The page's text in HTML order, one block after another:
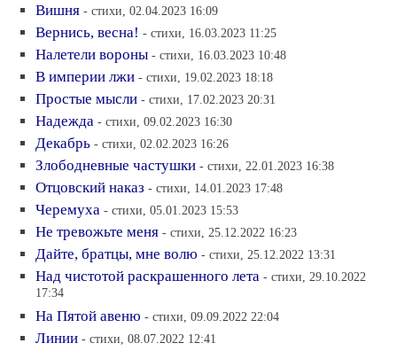
Вишня - стихи, 02.04.2023 16:09
Вернись, весна! - стихи, 16.03.2023 11:25
Налетели вороны - стихи, 16.03.2023 10:48
В империи лжи - стихи, 19.02.2023 18:18
Простые мысли - стихи, 17.02.2023 20:31
Надежда - стихи, 09.02.2023 16:30
Декабрь - стихи, 02.02.2023 16:26
Злободневные частушки - стихи, 22.01.2023 16:38
Отцовский наказ - стихи, 14.01.2023 17:48
Черемуха - стихи, 05.01.2023 15:53
Не тревожьте меня - стихи, 25.12.2022 16:23
Дайте, братцы, мне волю - стихи, 25.12.2022 13:31
Над чистотой раскрашенного лета - стихи, 29.10.2022
17:34
На Пятой авеню - стихи, 09.09.2022 22:04
Линии - стихи, 08.07.2022 12:41